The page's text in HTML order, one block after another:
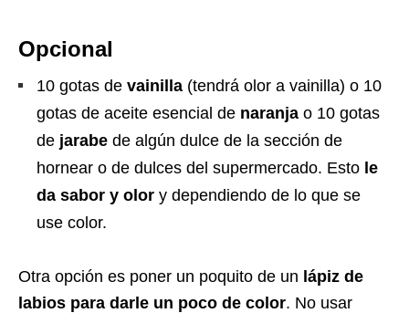
Opcional
10 gotas de vainilla (tendrá olor a vainilla) o 10
gotas de aceite esencial de naranja o 10 gotas
de jarabe de algún dulce de la sección de
hornear o de dulces del supermercado. Esto le
da sabor y olor y dependiendo de lo que se
use color.
Otra opción es poner un poquito de un lápiz de
labios para darle un poco de color. No usar